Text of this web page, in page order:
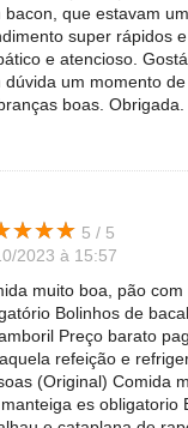
bacon, que estavam
super rápidos
e atencioso.
dúvida um momento
boas. Obrigada.
★★★
★★★ 5 / 5
2023 à 15:57
muito boa, pão
Bolinhos de
Preço barato
refeição e
(Original) Comida
es obligatorio